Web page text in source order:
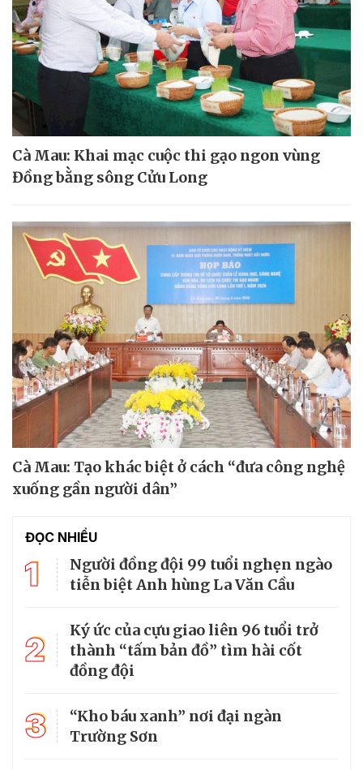
Cà Mau: Khai mạc cuộc thi gạo ngon vùng
Đồng bằng sông Cửu Long
Cà Mau: Tạo khác biệt ở cách “đưa công nghệ
xuống gần người dân”
ĐỌC NHIỀU
1
Người đồng đội 99 tuổi nghẹn ngào
tiễn biệt Anh hùng La Văn Cầu
2
Ký ức của cựu giao liên 96 tuổi trở
thành “tấm bản đồ” tìm hài cốt
đồng đội
3
“Kho báu xanh” nơi đại ngàn
Trường Sơn